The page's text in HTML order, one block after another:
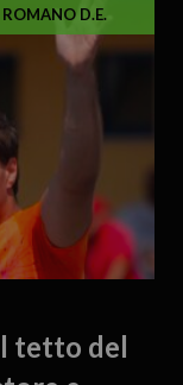
ROMANO D.E.
tetto del